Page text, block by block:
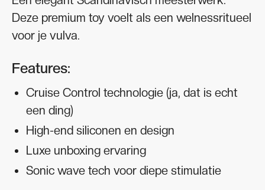
Deze premium toy voelt als een welnessritueel
voor je vulva.
Features:
Cruise Control technologie (ja, dat is echt
een ding)
High-end siliconen en design
Luxe unboxing ervaring
Sonic wave tech voor diepe stimulatie